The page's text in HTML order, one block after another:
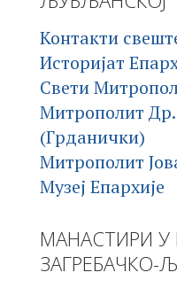
Контакти
Историјат
Свети
Митрополит
(Грданички)
Митрополит
Музеј Епархије
МАНАСТИРИ
ЗАГРЕБАЧКО-